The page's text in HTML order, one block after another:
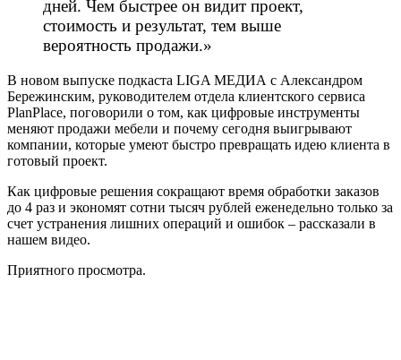
дней. Чем быстрее он видит проект,
стоимость и результат, тем выше
вероятность продажи.»
В новом выпуске подкаста LIGA МЕДИА с Александром
Бережинским, руководителем отдела клиентского сервиса
PlanPlace, поговорили о том, как цифровые инструменты
меняют продажи мебели и почему сегодня выигрывают
компании, которые умеют быстро превращать идею клиента в
готовый проект.
Как цифровые решения сокращают время обработки заказов
до 4 раз и экономят сотни тысяч рублей еженедельно только за
счет устранения лишних операций и ошибок – рассказали в
нашем видео.
Приятного просмотра.